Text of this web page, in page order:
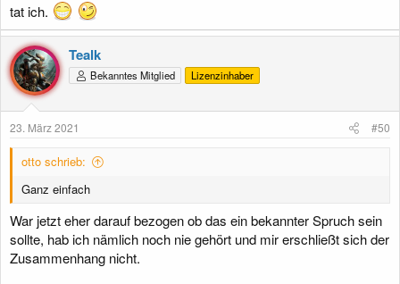
tat ich.
Tealk
Bekanntes Mitglied Lizenzinhaber
23. März 2021 #50
otto schrieb:
Ganz einfach
War jetzt eher darauf bezogen ob das ein bekannter Spruch sein
sollte, hab ich nämlich noch nie gehört und mir erschließt sich der
Zusammenhang nicht.